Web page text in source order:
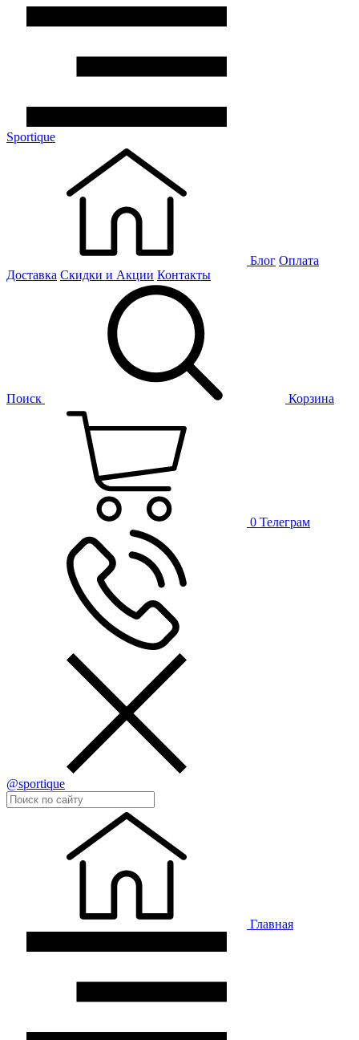
Sportique
Блог Оплата
Доставка Скидки и Акции Контакты
Поиск Корзина
0 Телеграм
@sportique
Главная